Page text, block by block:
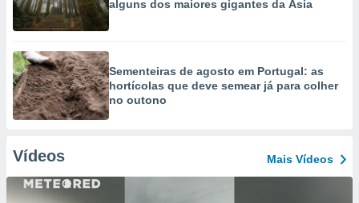
alguns dos maiores gigantes da Ásia
Sementeiras de agosto em Portugal: as
hortícolas que deve semear já para colher
no outono
Vídeos Mais Vídeos